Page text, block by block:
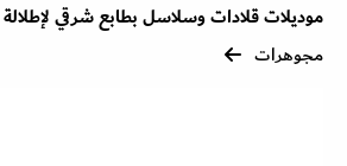
موديلات قلادات وسلاسل بطابع شرقي
مجوهرات